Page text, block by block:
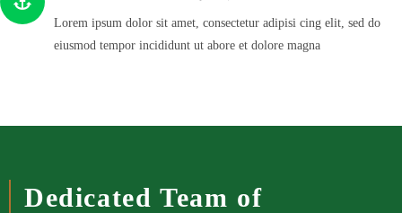
Lorem ipsum dolor sit amet, consectetur adipisi cing elit, sed do
eiusmod tempor incididunt ut abore et dolore magna
Dedicated Team of